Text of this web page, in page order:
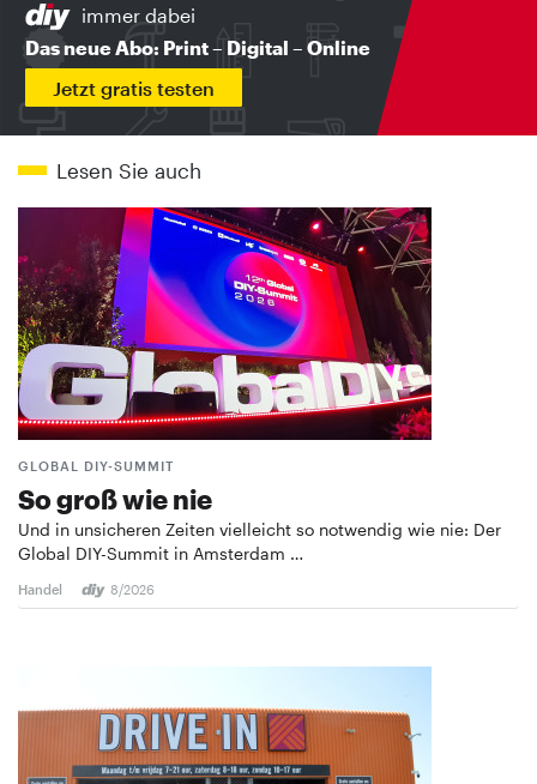
immer dabei
Das neue Abo: Print – Digital – Online
Jetzt gratis testen
Lesen Sie auch
GLOBAL DIY-SUMMIT
So groß wie nie
Und in unsicheren Zeiten vielleicht so notwendig wie nie: Der
Global DIY-Summit in Amsterdam …
Handel 8/2026